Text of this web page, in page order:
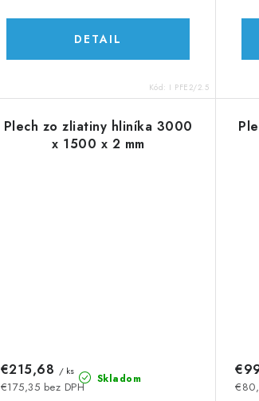
DETAIL
Kód: I PFE2/2.5
Plech zo zliatiny hliníka 3000
x 1500 x 2 mm
Skladom
€175,35 bez DPH
€215,68 / ks